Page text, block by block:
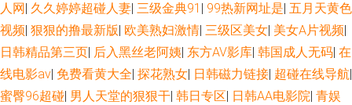
人网| 久久婷婷超碰人妻| 三级金典91 | 99热新网址是| 五月天黄色
视频| 狠狠的撸最新版| 欧美熟妇激情| 三级区美女| 美女A片视频|
日韩精品第三页| 后入黑丝老阿姨| 东方AV影库| 韩国成人无码| 在
线电影av| 免费看黄大全| 探花熟女| 日韩磁力链接| 超碰在线导航|
蜜臀96超碰| 男人天堂的狠狠干| 韩日专区| 日韩AA电影院| 青娱